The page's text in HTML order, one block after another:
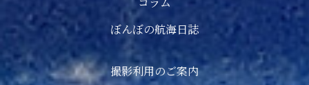
ぼんぼの航海日誌
撮影利用のご案内